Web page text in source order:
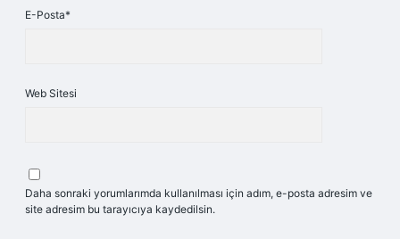
E-Posta*
Web Sitesi
Daha sonraki yorumlarımda kullanılması için adım, e-posta adresim ve
site adresim bu tarayıcıya kaydedilsin.